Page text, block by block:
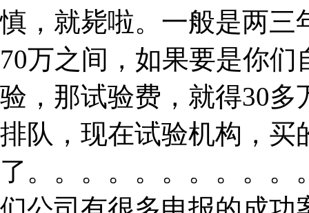
慎，就毙啦。一般是两三
70万之间，如果要是你
验，那试验费，就得30
排队，现在试验机构，买
了。。。。。。。。。